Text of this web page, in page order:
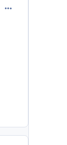
comment_552827